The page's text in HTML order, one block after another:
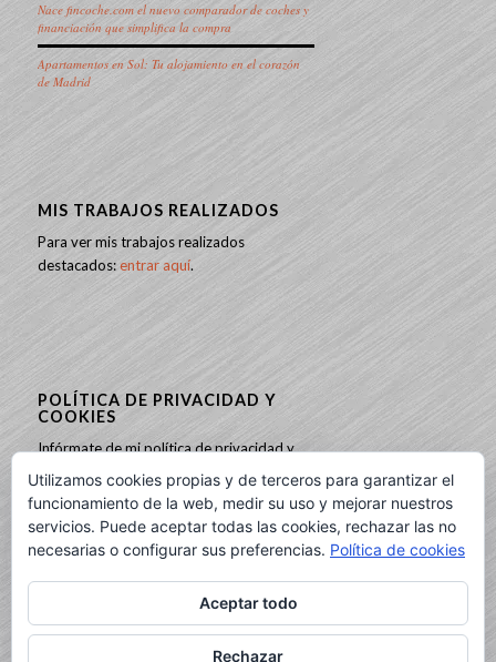
Nace fincoche.com el nuevo comparador de coches y
financiación que simplifica la compra
Apartamentos en Sol: Tu alojamiento en el corazón
de Madrid
MIS TRABAJOS REALIZADOS
Para ver mis trabajos realizados
destacados:entrar aquí.
POLÍTICA DE PRIVACIDAD Y
COOKIES
Infórmate de mi política de privacidad y
cookies:
entrando aquí
Utilizamos cookies propias y de terceros para garantizar el
funcionamiento de la web, medir su uso y mejorar nuestros
servicios. Puede aceptar todas las cookies, rechazar las no
necesarias o configurar sus preferencias. Política de cookies
Aceptar todo
Rechazar